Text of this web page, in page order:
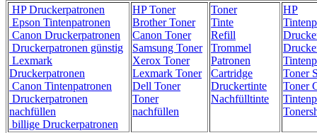
HP Druckerpatronen
Epson Tintenpatronen
Canon Druckerpatronen
Druckerpatronen günstig
Lexmark
Druckerpatronen
Canon Tintenpatronen
Druckerpatronen
nachfüllen
billige Druckerpatronen
HP Toner
Brother Toner
Canon Toner
Samsung Toner
Xerox Toner
Lexmark Toner
Dell Toner
Toner
nachfüllen
Toner
Tinte
Refill
Trommel
Patronen
Cartridge
Druckertinte
Nachfülltinte
HP
Toner
Toner